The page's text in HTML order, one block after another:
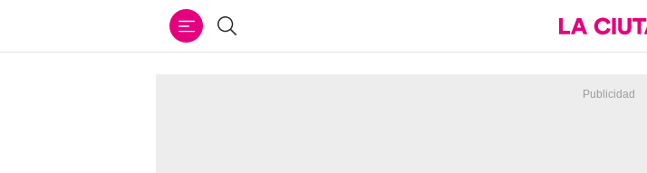
Cercar